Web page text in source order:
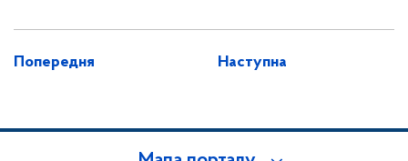
Попередня Наступна